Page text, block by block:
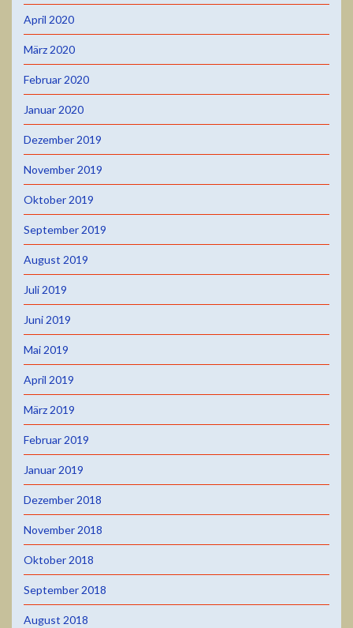
April 2020
März 2020
Februar 2020
Januar 2020
Dezember 2019
November 2019
Oktober 2019
September 2019
August 2019
Juli 2019
Juni 2019
Mai 2019
April 2019
März 2019
Februar 2019
Januar 2019
Dezember 2018
November 2018
Oktober 2018
September 2018
August 2018